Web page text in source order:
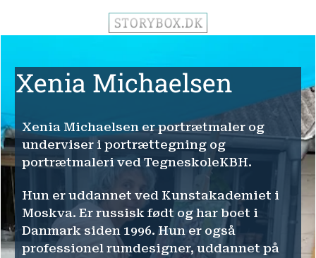
Xenia Michaelsen
Xenia Michaelsen er portrætmaler og
underviser i portrættegning og
portrætmaleri ved TegneskoleKBH.
Hun er uddannet ved Kunstakademiet i
Moskva. Er russisk født og har boet i
Danmark siden 1996. Hun er også
professionel rumdesigner, uddannet på